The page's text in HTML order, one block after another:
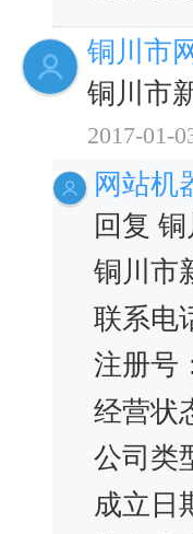
铜川市
铜川市
2017-01-
网站机
回复 铜
铜川市
联系电
注册号
经营状
公司类
成立日